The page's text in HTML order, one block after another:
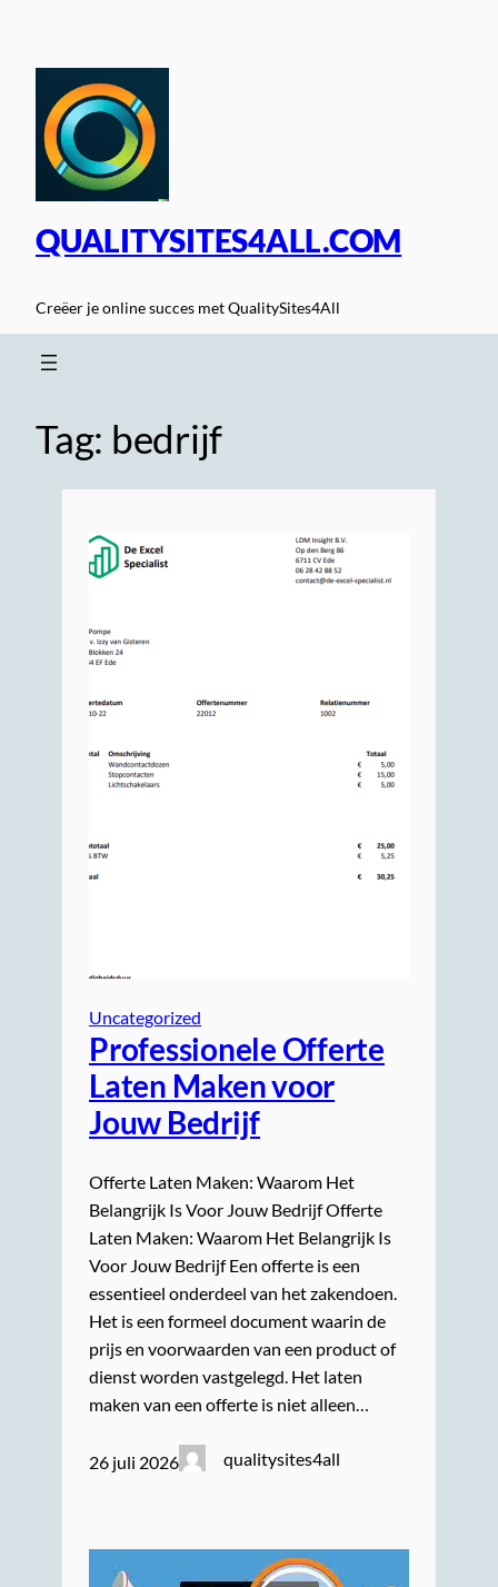
inhoud
QUALITYSITES4ALL.COM
Creëer je online succes met QualitySites4All
Tag: bedrijf
Uncategorized
Professionele Offerte
Laten Maken voor
Jouw Bedrijf
Offerte Laten Maken: Waarom Het
Belangrijk Is Voor Jouw Bedrijf Offerte
Laten Maken: Waarom Het Belangrijk Is
Voor Jouw Bedrijf Een offerte is een
essentieel onderdeel van het zakendoen.
Het is een formeel document waarin de
prijs en voorwaarden van een product of
dienst worden vastgelegd. Het laten
maken van een offerte is niet alleen…
26 juli 2026 qualitysites4all